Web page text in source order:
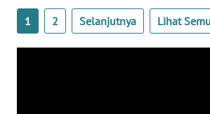
1 2 Selanjutnya Lihat
WN
SUMBAR